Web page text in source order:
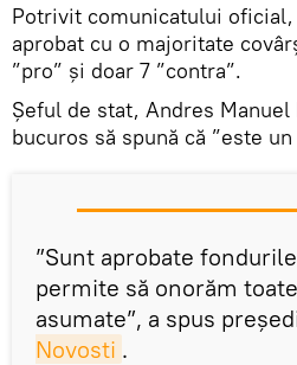
Potrivit comunicatului
aprobat cu o majoritate
”pro” și doar 7 ”contra”.
Șeful de stat, Andres Manuel
bucuros să spună că ”este
”Sunt aprobate
permite să onorăm
asumate”, a spus
Novosti .